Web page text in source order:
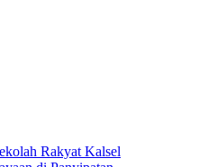
Rakyat Kalsel